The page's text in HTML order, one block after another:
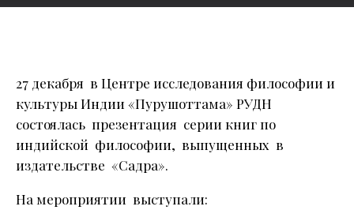
27 декабря в Центре исследования философии и
культуры Индии «Пурушоттама» РУДН
состоялась презентация серии книг по
индийской философии, выпущенных в
издательстве «Садра».
На мероприятии выступали: